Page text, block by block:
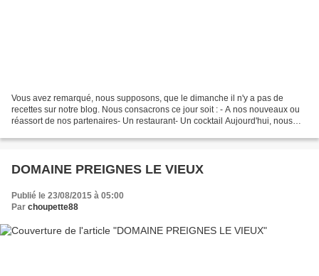
Vous avez remarqué, nous supposons, que le dimanche il n'y a pas de
recettes sur notre blog. Nous consacrons ce jour soit : - A nos nouveaux ou
réassort de nos partenaires- Un restaurant- Un cocktail Aujourd'hui, nous
DOMAINE PREIGNES LE VIEUX
Publié le 23/08/2015 à 05:00
Par choupette88